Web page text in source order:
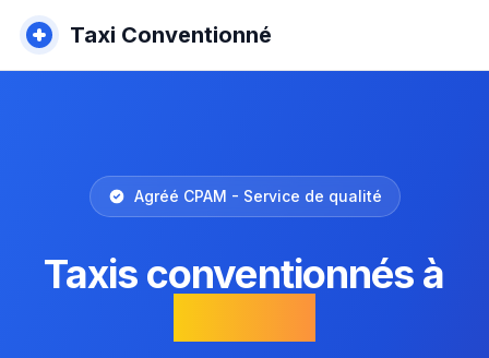
Taxi Conventionné
Agréé CPAM - Service de qualité
Taxis conventionnés à